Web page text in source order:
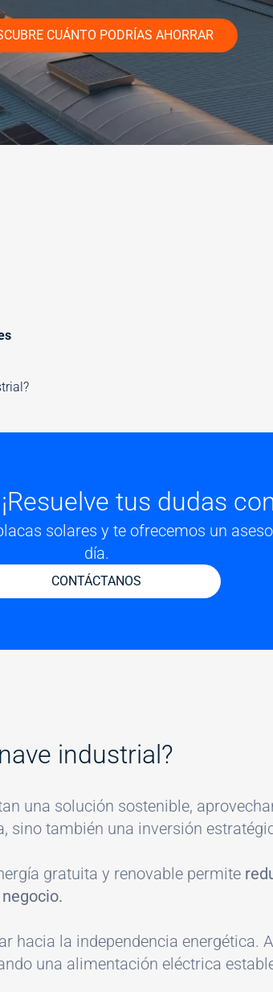
CUÁNTO PODRÍAS AHORRAR
tus dudas
solares y te ofrecemos un
día.
CONTÁCTANOS
industrial?
una solución sostenible,
también una inversión
gratuita y renovable permite
hacia la independencia
una alimentación eléctrica